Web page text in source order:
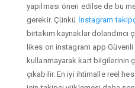
yapılması öneri edilse de bu
gerekir. Çünkü İnstagram
birtakım kaynaklar
likes on instagram app
kullanmayarak kart bilgilerinin
çıkabilir. En iyi ihtimalle reel